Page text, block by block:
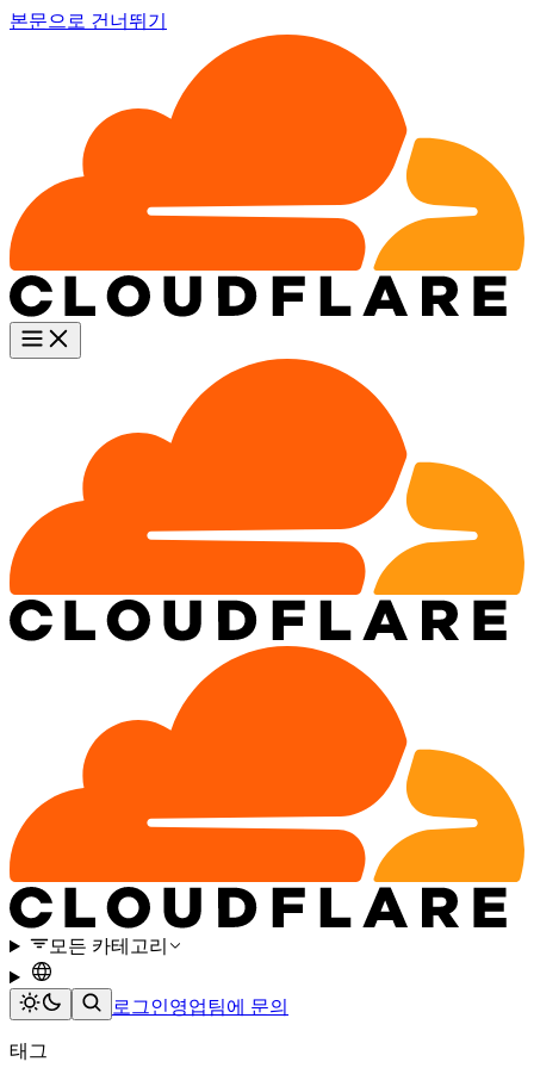
본문으로 건너뛰기
모든 카테고리
로그인영업팀에 문의
태그